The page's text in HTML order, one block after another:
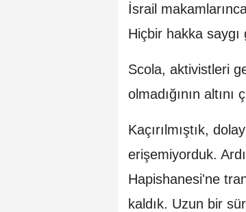
İsrail
Hiçbir hakka
Scola, aktivistleri
olmadığının
Kaçırılmıştık,
erişemiyorduk.
Hapishanesi'ne
kaldık. Uzun bir